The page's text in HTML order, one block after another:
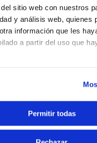
sitio web con nuestros
y análisis web, quienes
información que les
a partir del uso que
Permitir todas
6 SELLETAS
de 6 selletas
y entonación de
óptimo.
estas
un tono nitido
variedad de estilos